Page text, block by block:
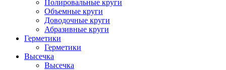
Полировальные круги
Объемные круги
Доводочные круги
Абразивные круги
Герметики
Герметики
Высечка
Высечка